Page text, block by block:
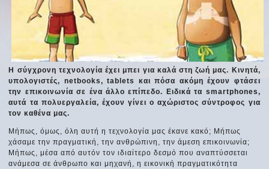
Η σύγχρονη τεχνολογία έχει μπει για καλά στη ζωή μας. Κινητά,
υπολογιστές, netbooks, tablets και πόσα ακόμη έχουν φτάσει
την επικοινωνία σε ένα άλλο επίπεδο. Ειδικά τα smartphones,
αυτά τα πολυεργαλεία, έχουν γίνει ο αχώριστος σύντροφος για
τον καθένα μας.
Μήπως, όμως, όλη αυτή η τεχνολογία μας έκανε κακό; Μήπως
χάσαμε την πραγματική, την ανθρώπινη, την άμεση επικοινωνία;
Μήπως, μέσα από αυτόν τον ιδιαίτερο δεσμό που αναπτύσσεται
ανάμεσα σε άνθρωπο και μηχανή, η εικονική πραγματικότητα